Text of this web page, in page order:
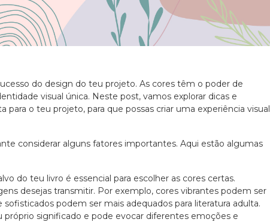
do design do teu projeto. As cores têm o poder de
visual única. Neste post, vamos explorar dicas e
o teu projeto, para que possas criar uma experiência visual
considerar alguns fatores importantes. Aqui estão algumas
do teu livro é essencial para escolher as cores certas.
desejas transmitir. Por exemplo, cores vibrantes podem ser
podem ser mais adequados para literatura adulta.
próprio significado e pode evocar diferentes emoções e